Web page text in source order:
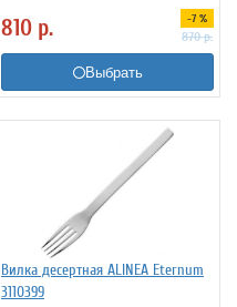
810 р. -7 %
870р.
Выбрать
Вилка десертная ALINEA Eternum
3110399